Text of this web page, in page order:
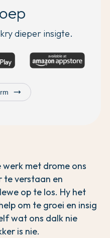
dieper insigte.
trending_flat
werk met drome ons
te verstaan en
op te los. Hy het
om te groei en insig
wat ons dalk nie
is nie.